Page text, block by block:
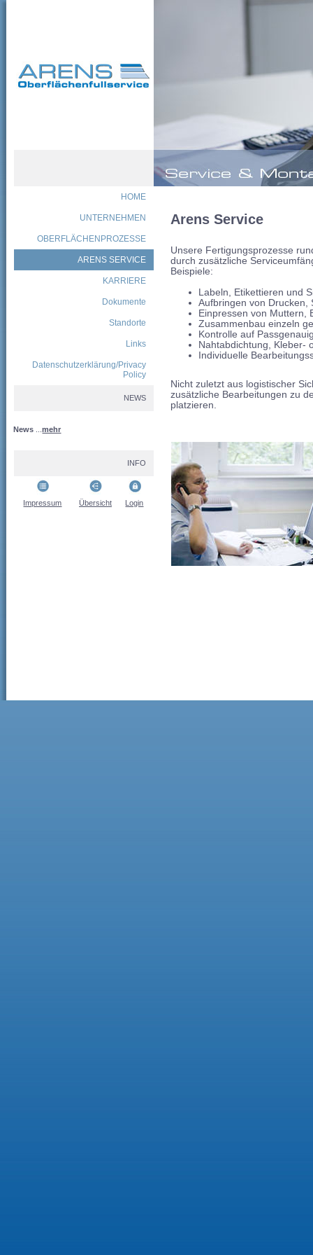
HOME
UNTERNEHMEN
OBERFLÄCHENPROZESSE
ARENS SERVICE
KARRIERE
Dokumente
Standorte
Links
Datenschutzerklärung/Privacy
Policy
NEWS
News ...mehr
INFO
Impressum Übersicht Login
Arens Service
Unsere Fertigungsprozesse
durch zusätzliche
Beispiele:
Labeln, Etikettieren und
Aufbringen von Drucken,
Einpressen von Muttern,
Zusammenbau einzeln
Kontrolle auf
Nahtabdichtung, Kleber-
Individuelle
Nicht zuletzt aus logistischer
zusätzliche Bearbeitungen zu
platzieren.